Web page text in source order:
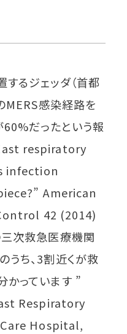
るジェッダ（首都
MERS感染経路を
だったという報
respiratory
infection
American
42 (2014)
三次救急医療機関
うち、3割近くが救
かっています ”
Respiratory
Hospital,